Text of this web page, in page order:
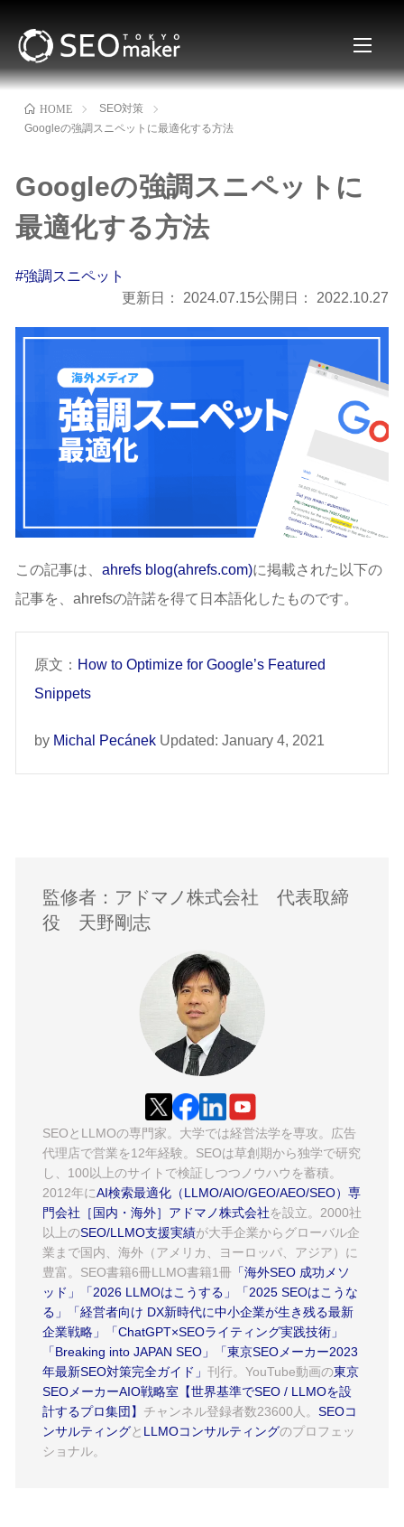
HOME
SEO対策
Googleの強調スニペットに最適化する方法
Googleの強調スニペットに
最適化する方法
#強調スニペット
更新日：
2024.07.15公開日： 2022.10.27
この記事は、 ahrefs blog(ahrefs.com)に掲載された以下の
記事を、ahrefsの許諾を得て日本語化したものです。
原文： How to Optimize for Google’s Featured
Snippets
by Michal Pecánek Updated: January 4, 2021
監修者：アドマノ株式会社 代表取締
役 天野剛志
SEOとLLMOの専門家。大学では経営法学を専攻。広告
代理店で営業を12年経験。SEOは草創期から独学で研究
し、100以上のサイトで検証しつつノウハウを蓄積。
2012年にAI検索最適化（LLMO/AIO/GEO/AEO/SEO）専
門会社［国内・海外］アドマノ株式会社を設立。2000社
以上のSEO/LLMO支援実績が大手企業からグローバル企
業まで国内、海外（アメリカ、ヨーロッパ、アジア）に
豊富。SEO書籍6冊LLMO書籍1冊 「海外SEO 成功メソ
ッド」
「2026 LLMOはこうする」
「2025 SEOはこうな
る」
「経営者向け DX新時代に中小企業が生き残る最新
企業戦略」
「ChatGPT×SEOライティング実践技術」
「Breaking into JAPAN SEO」
「東京SEOメーカー2023
年最新SEO対策完全ガイド」 刊行。YouTube動画の東京
SEOメーカーAIO戦略室【世界基準でSEO / LLMOを設
計するプロ集団】 チャンネル登録者数23600人。 SEOコ
ンサルティングと LLMOコンサルティングのプロフェッ
ショナル。